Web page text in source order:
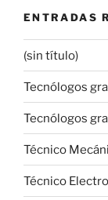
ENTRADAS
(sin título)
Tecnólogos
Tecnólogos
Técnico
Técnico